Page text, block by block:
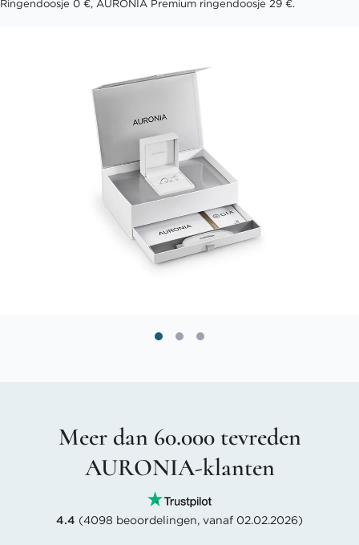
Ringendoosje 0 €, AURONIA Premium ringendoosje 29 €.
Meer dan 60.000 tevreden
AURONIA-klanten
4.4 (4098 beoordelingen, vanaf 02.02.2026)